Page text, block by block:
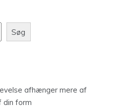
Søg
afhænger mere af
din form